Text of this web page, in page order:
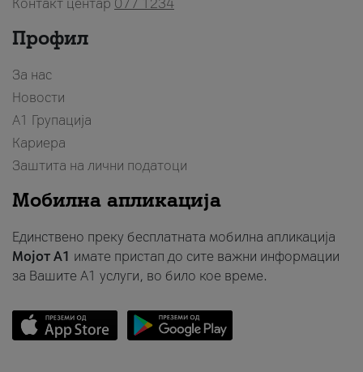
Контакт центар 077 1234
Профил
За нас
Новости
А1 Групација
Кариера
Заштита на лични податоци
Мобилна апликација
Единствено преку бесплатната мобилна апликација
Мојот A1 имате пристап до сите важни информации
за Вашите A1 услуги, во било кое време.